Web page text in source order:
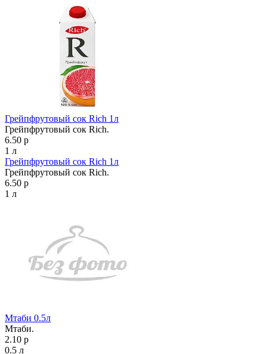
Грейпфрутовый сок Rich 1л
Грейпфрутовый сок Rich.
6.50 р
1 л
Грейпфрутовый сок Rich 1л
Грейпфрутовый сок Rich.
6.50 р
1 л
Мтаби 0.5л
Мтаби.
2.10 р
0.5 л